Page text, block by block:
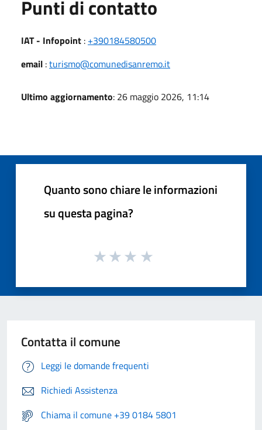
Punti di contatto
IAT - Infopoint : +390184580500
email :turismo@comunedisanremo.it
Ultimo aggiornamento: 26 maggio 2026, 11:14
Quanto sono chiare le informazioni
su questa pagina?
Contatta il comune
Leggi le domande frequenti
Richiedi Assistenza
Chiama il comune +39 0184 5801